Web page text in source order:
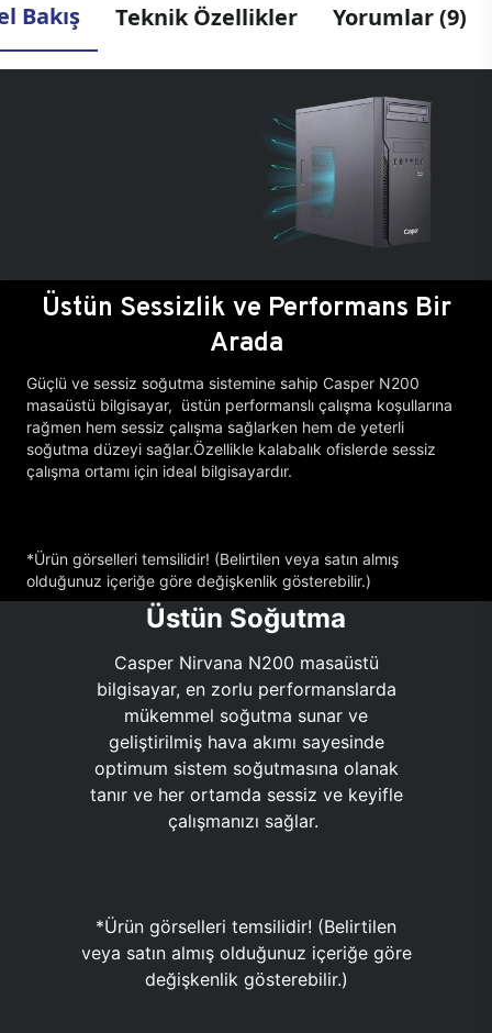
Bakış Teknik Özellikler Yorumlar (9)
Üstün Sessizlik ve Performans Bir
Arada
Güçlü ve sessiz soğutma sistemine sahip Casper N200
masaüstü bilgisayar, üstün performanslı çalışma koşullarına
rağmen hem sessiz çalışma sağlarken hem de yeterli
soğutma düzeyi sağlar.Özellikle kalabalık ofislerde sessiz
çalışma ortamı için ideal bilgisayardır.
*Ürün görselleri temsilidir! (Belirtilen veya satın almış
olduğunuz içeriğe göre değişkenlik gösterebilir.)
Üstün Soğutma
Casper Nirvana N200 masaüstü
bilgisayar, en zorlu performanslarda
mükemmel soğutma sunar ve
geliştirilmiş hava akımı sayesinde
optimum sistem soğutmasına olanak
tanır ve her ortamda sessiz ve keyifle
çalışmanızı sağlar.
*Ürün görselleri temsilidir! (Belirtilen
veya satın almış olduğunuz içeriğe göre
değişkenlik gösterebilir.)